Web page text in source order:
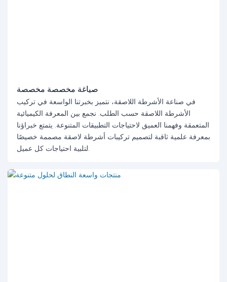
صياغة مخصصة مخصصة
في صناعة الأشرطة اللاصقة، نتميز بخبرتنا الواسعة في تركيب
الأشرطة اللاصقة حسب الطلب. نجمع بين المعرفة الكيميائية
المتعمقة وفهمنا العميق لاحتياجات التطبيقات المتنوعة. يتمتع خبراؤنا
بمعرفة علمية ثاقبة لتصميم تركيبات أشرطة لاصقة مصممة خصيصًا
لتلبية احتياجات كل عميل.